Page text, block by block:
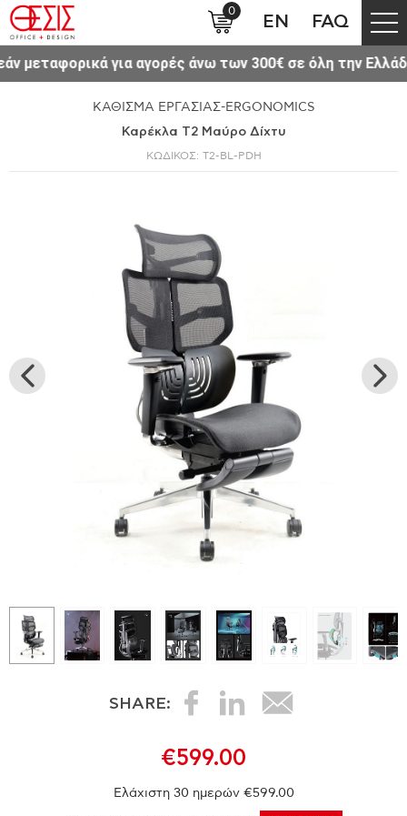
Δείτε το νέο μας Site www.thesisoffice.gr
ΚΑΘΙΣΜΑ ΕΡΓΑΣΙΑΣ-ERGONOMICS
Καρέκλα T2 Μαύρο Δίχτυ
ΚΩΔΙΚΟΣ: T2-BL-PDH
SHARE:
€599.00
Ελάχιστη 30 ημερών €599.00
0
EN FAQ